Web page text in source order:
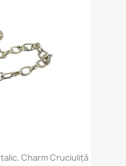
Charm Cruciuliță